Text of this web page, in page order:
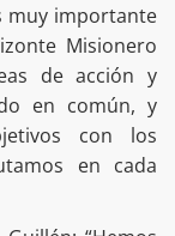
muy importante
Misionero
de acción y
en común, y
con los
en cada